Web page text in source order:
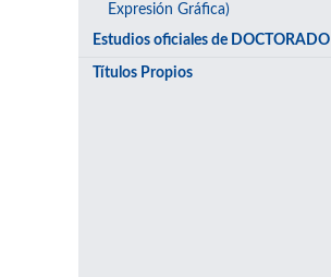
Expresión Gráfica)
Estudios oficiales de DOCTORADO
Títulos Propios